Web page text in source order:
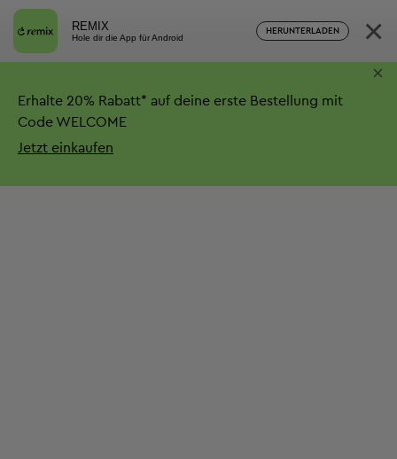
REMIX
Hole dir die App für Android
HERUNTERLADEN ×
Erhalte 20% Rabatt* auf deine erste Bestellung mit
Code WELCOME
Jetzt einkaufen
×